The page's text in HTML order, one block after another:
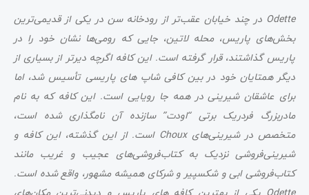
Odette در چند خیابان عقب‌تر از رودخانه سن در یکی از قدیمی‌ترین
بخش‌های پاریس، محله لاتین، جایی که رومی‌ها نشان خود را در
پاریس گذاشتند، قرار گرفته است. این کافه اگرچه دیرتر از بسیاری از
دیگر همتایان خود در بین کافی شاپ های پاریسی تأسیس شد، اما
برای عاشقان شیرینی در همه جا رویایی است. این کافه که به نام
مادربزرگ فردریک برتی “اودت” سازنده آن نامگذاری شده است،
متخصص در شیرینی‌های Choux است. از این گذشته، این کافه و
شیرینی‌فروشی نزدیک به کتاب‌فروشی‌های عجیب و غریب مانند
کتاب‌فروشی ابی و شکسپیر و شرکای همیشه مشهور، واقع شده است.